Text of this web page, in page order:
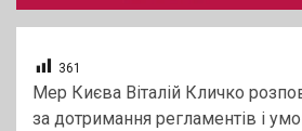
361
Мер Києва Віталій Кличко
за дотримання регламентів і